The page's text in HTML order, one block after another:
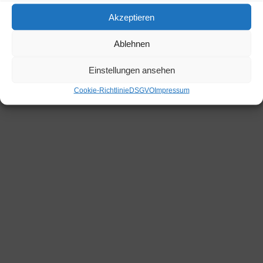
Akzeptieren
Ablehnen
Einstellungen ansehen
Cookie-RichtlinieDSGVOImpressum